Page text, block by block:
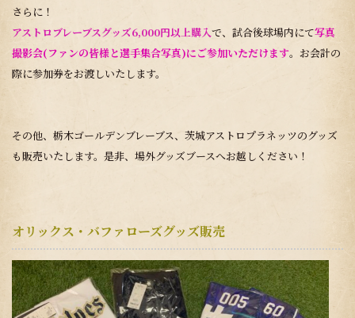
さらに！
アストロブレーブスグッズ6,000円以上購入で、試合後球場内にて写真
撮影会(ファンの皆様と選手集合写真)にご参加いただけます。お会計の
際に参加券をお渡しいたします。
その他、栃木ゴールデンブレーブス、茨城アストロプラネッツのグッズ
も販売いたします。是非、場外グッズブースへお越しください！
オリックス・バファローズグッズ販売